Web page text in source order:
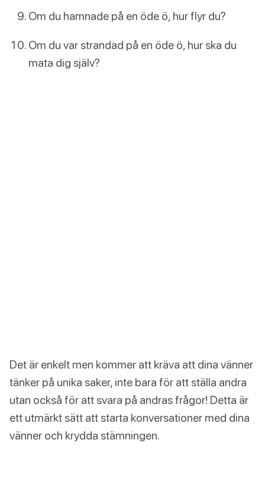
Om du hamnade på en öde ö, hur flyr du?
Om du var strandad på en öde ö, hur ska du
mata dig själv?
Det är enkelt men kommer att kräva att dina vänner
tänker på unika saker, inte bara för att ställa andra
utan också för att svara på andras frågor! Detta är
ett utmärkt sätt att starta konversationer med dina
vänner och krydda stämningen.